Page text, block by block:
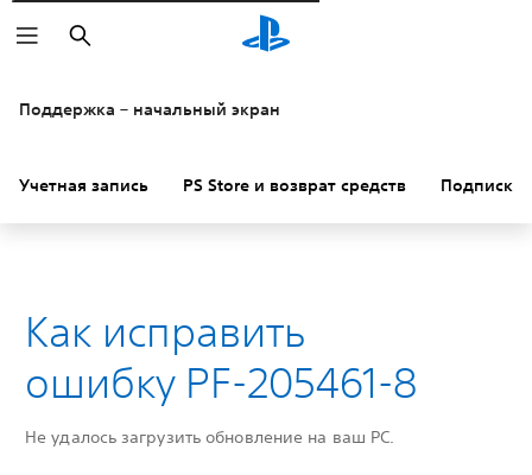
Поиск
Поддержка – начальный экран
Учетная запись PS Store и возврат средств Подписки
Как исправить
ошибку PF-205461-8
Не удалось загрузить обновление на ваш PC.